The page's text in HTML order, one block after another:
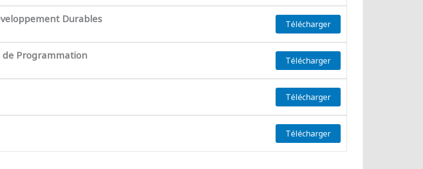
Durables Télécharger
de Programmation Télécharger
Télécharger
Télécharger